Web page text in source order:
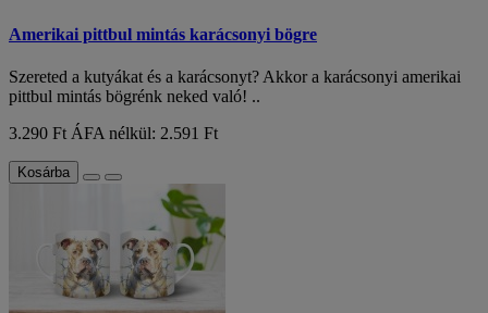
Amerikai pittbul mintás karácsonyi bögre
Szereted a kutyákat és a karácsonyt? Akkor a karácsonyi amerikai
pittbul mintás bögrénk neked való! ..
3.290 FtÁFA nélkül: 2.591 Ft
Kosárba